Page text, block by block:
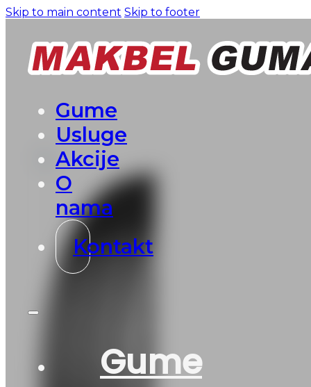
Skip to main content Skip to footer
Gume
Usluge
Akcije
O
nama
Kontakt
Gume